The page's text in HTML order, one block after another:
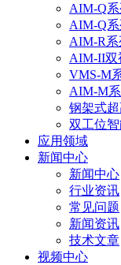
AIM-Q
AIM-Q
AIM-R
AIM-II双
VMS-M
AIM-M
钢架式
双工位
应用领域
新闻中心
新闻中心
行业资讯
常见问题
新闻资讯
技术文章
视频中心